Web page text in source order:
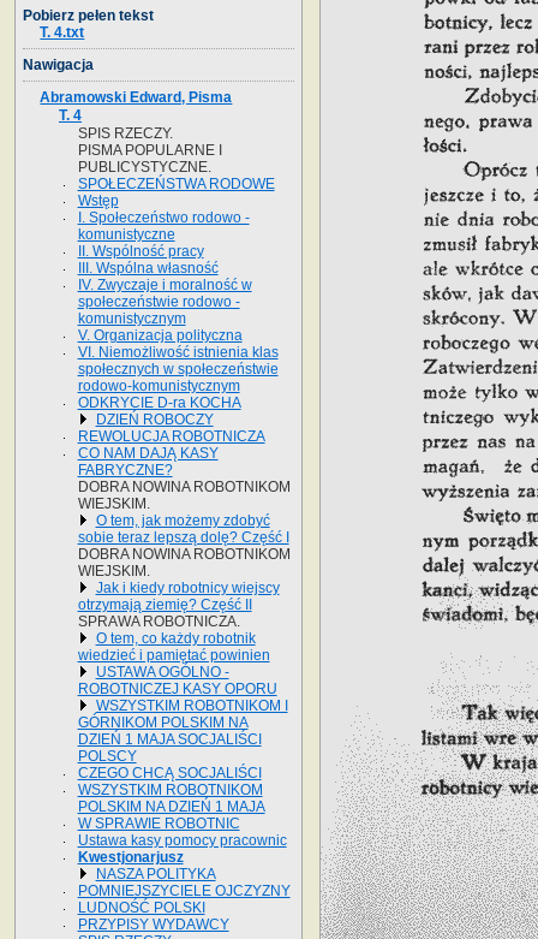
Pobierz pełen tekst
T. 4.txt
Nawigacja
Abramowski Edward, Pisma
T. 4
SPIS RZECZY.
PISMA POPULARNE I
PUBLICYSTYCZNE.
SPOŁECZEŃSTWA RODOWE
Wstęp
I. Społeczeństwo rodowo -
komunistyczne
II. Wspólność pracy
III. Wspólna własność
IV. Zwyczaje i moralność w
społeczeństwie rodowo -
komunistycznym
V. Organizacja polityczna
VI. Niemożliwość istnienia klas
społecznych w społeczeństwie
rodowo-komunistycznym
ODKRYCIE D-ra KOCHA
DZIEŃ ROBOCZY
REWOLUCJA ROBOTNICZA
CO NAM DAJĄ KASY
FABRYCZNE?
DOBRA NOWINA ROBOTNIKOM
WIEJSKIM.
O tem, jak możemy zdobyć
sobie teraz lepszą dolę? Część I
DOBRA NOWINA ROBOTNIKOM
WIEJSKIM.
Jak i kiedy robotnicy wiejscy
otrzymają ziemię? Część II
SPRAWA ROBOTNICZA.
O tem, co każdy robotnik
wiedzieć i pamiętać powinien
USTAWA OGÓLNO -
ROBOTNICZEJ KASY OPORU
WSZYSTKIM ROBOTNIKOM I
GÓRNIKOM POLSKIM NA
DZIEŃ 1 MAJA SOCJALIŚCI
POLSCY
CZEGO CHCĄ SOCJALIŚCI
WSZYSTKIM ROBOTNIKOM
POLSKIM NA DZIEŃ 1 MAJA
W SPRAWIE ROBOTNIC
Ustawa kasy pomocy pracownic
Kwestjonarjusz
NASZA POLITYKA
POMNIEJSZYCIELE OJCZYZNY
LUDNOŚĆ POLSKI
PRZYPISY WYDAWCY